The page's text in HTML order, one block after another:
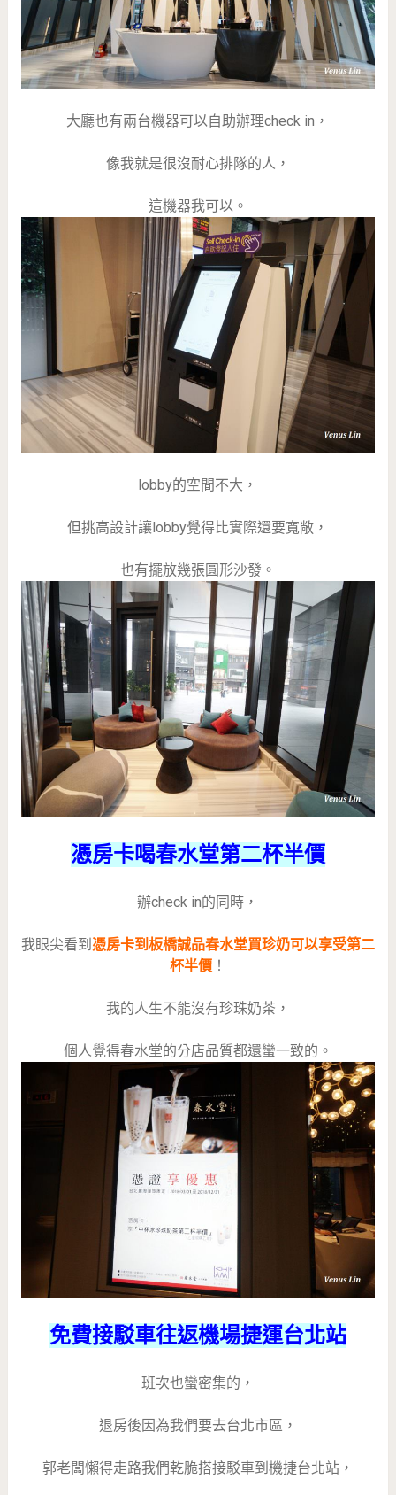
大廳也有兩台機器可以自助辦理check in，
像我就是很沒耐心排隊的人，
這機器我可以。
lobby的空間不大，
但挑高設計讓lobby覺得比實際還要寬敞，
也有擺放幾張圓形沙發。
憑房卡喝春水堂第二杯半價
辦check in的同時，
我眼尖看到 憑房卡到板橋誠品春水堂買珍奶可以享受第二
杯半價！
我的人生不能沒有珍珠奶茶，
個人覺得春水堂的分店品質都還蠻一致的。
免費接駁車往返機場捷運台北站
班次也蠻密集的，
退房後因為我們要去台北市區，
郭老闆懶得走路我們乾脆搭接駁車到機捷台北站，